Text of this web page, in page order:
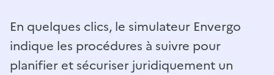
En quelques clics, le simulateur Envergo
indique les procédures à suivre pour
planifier et sécuriser juridiquement un